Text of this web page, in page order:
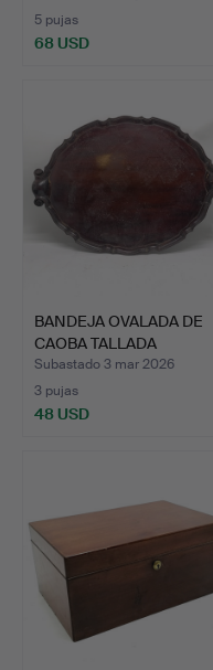
5 pujas
68 USD
BANDEJA OVALADA DE
CAOBA TALLADA
ANTIGUA.
Subastado 3 mar 2026
3 pujas
48 USD